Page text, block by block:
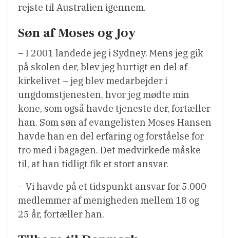
rejste til Australien igennem.
Søn af Moses og Joy
– I 2001 landede jeg i Sydney. Mens jeg gik
på skolen der, blev jeg hurtigt en del af
kirkelivet – jeg blev medarbejder i
ungdomstjenesten, hvor jeg mødte min
kone, som også havde tjeneste der, fortæller
han. Som søn af evangelisten Moses Hansen
havde han en del erfaring og forståelse for
tro med i bagagen. Det medvirkede måske
til, at han tidligt fik et stort ansvar.
– Vi havde på et tidspunkt ansvar for 5.000
medlemmer af menigheden mellem 18 og
25 år, fortæller han.